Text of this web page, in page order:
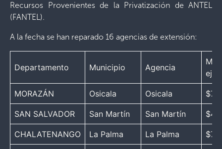
Recursos Provenientes de la Privatización de ANTEL
(FANTEL).
A la fecha se han reparado 16 agencias de extensión:
Departamento Municipio Agencia
MORAZÁN Osicala Osicala
SAN SALVADOR San Martín San Martín
CHALATENANGO La Palma La Palma